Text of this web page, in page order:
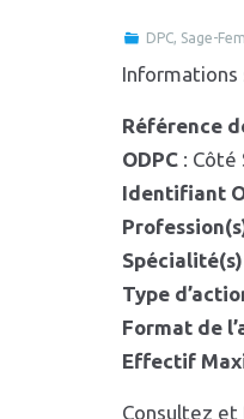
DPC, Sage-
Informations
Référence
ODPC : Côté
Identifiant
Type
Format de
Effectif
Consultez